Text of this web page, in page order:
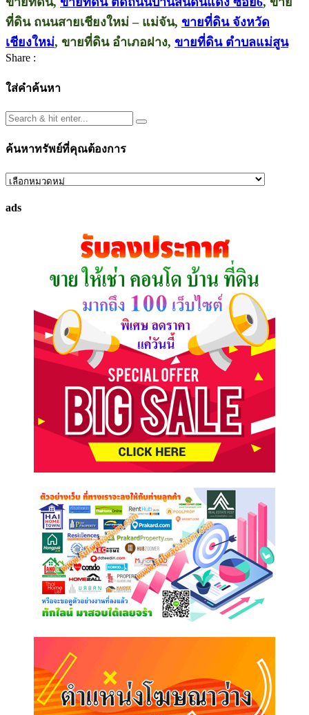
ที่ดิน ถนนสายเชียงใหม่ – แม่จัน, ขายที่ดิน จังหวัด
เชียงใหม่, ขายที่ดิน อำเภอฝาง, ขายที่ดิน ตำบลแม่สูน
Share :
ใส่คำค้นหา
ค้นหาทรัพย์ที่คุณต้องการ
ค้นหา
ที่
ads